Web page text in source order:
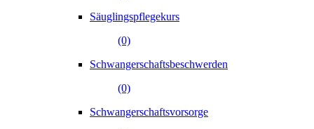
Säuglingspflegekurs
(0)
Schwangerschaftsbeschwerden
(0)
Schwangerschaftsvorsorge